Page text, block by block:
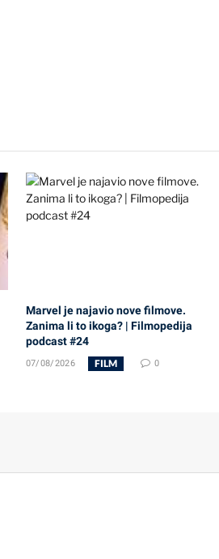
Marvel je najavio nove filmove.
Zanima li to ikoga? | Filmopedija
podcast #24
07/08/2026 FILM 0